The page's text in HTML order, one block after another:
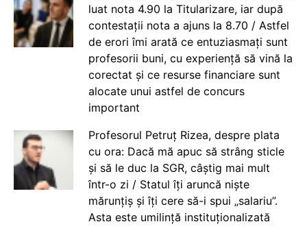
luat nota 4.90 la Titularizare, iar după
contestații nota a ajuns la 8.70 / Astfel
de erori îmi arată ce entuziasmați sunt
profesorii buni, cu experiență să vină la
corectat și ce resurse financiare sunt
alocate unui astfel de concurs
important
Profesorul Petruț Rizea, despre plata
cu ora: Dacă mă apuc să strâng sticle
și să le duc la SGR, câștig mai mult
într-o zi / Statul îți aruncă niște
mărunțiș și îți cere să-i spui „salariu”.
Asta este umilință instituționalizată